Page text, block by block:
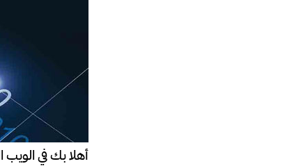
أهلا بك في الويب